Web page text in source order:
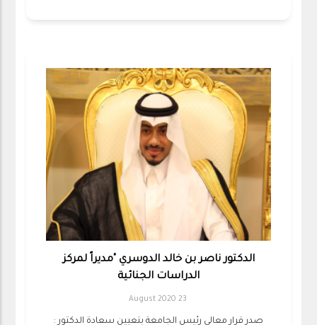
الدكتور ناصر بن خالد الدوسري "مديراً لمركز
الدراسات الجنائية
23 August 2020
صدر قرار معالي رئيس الجامعة بتعيين سعادة الدكتور :